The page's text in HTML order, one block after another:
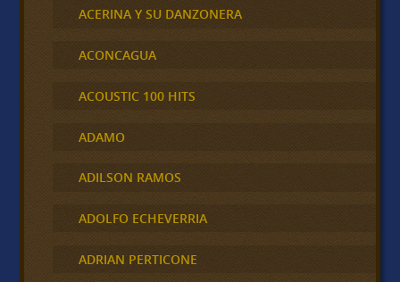
ACERINA Y SU DANZONERA
ACONCAGUA
ACOUSTIC 100 HITS
ADAMO
ADILSON RAMOS
ADOLFO ECHEVERRIA
ADRIAN PERTICONE